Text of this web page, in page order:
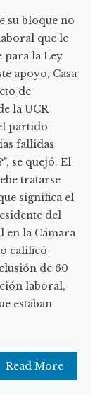
su bloque no
que le
la Ley
apoyo, Casa
de
la UCR
partido
fallidas
se quejó. El
tratarse
significa el
del
en la Cámara
calificó
de 60
laboral,
estaban
Read More